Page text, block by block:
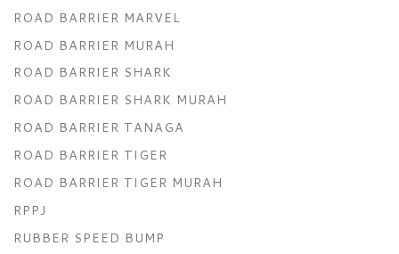
ROAD BARRIER MARVEL
ROAD BARRIER MURAH
ROAD BARRIER SHARK
ROAD BARRIER SHARK MURAH
ROAD BARRIER TANAGA
ROAD BARRIER TIGER
ROAD BARRIER TIGER MURAH
RPPJ
RUBBER SPEED BUMP